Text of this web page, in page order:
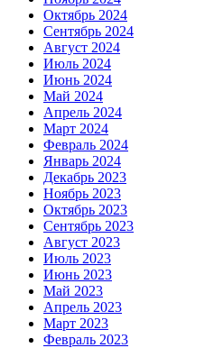
Октябрь 2024
Сентябрь 2024
Август 2024
Июль 2024
Июнь 2024
Май 2024
Апрель 2024
Март 2024
Февраль 2024
Январь 2024
Декабрь 2023
Ноябрь 2023
Октябрь 2023
Сентябрь 2023
Август 2023
Июль 2023
Июнь 2023
Май 2023
Апрель 2023
Март 2023
Февраль 2023